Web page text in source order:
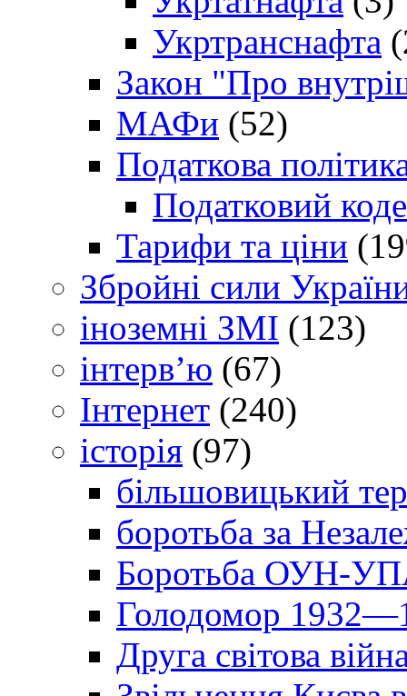
Укртранснафта
Закон "Про
МАФи (52)
Податкова
Податковий
Тарифи та ціни
Збройні сили
іноземні ЗМІ (123)
інтерв’ю (67)
Інтернет (240)
історія (97)
більшовицький
боротьба за
Боротьба ОУН-УПА
Голодомор
Друга світова